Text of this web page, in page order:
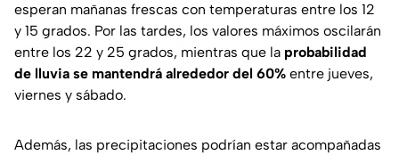
esperan mañanas frescas con temperaturas entre los 12
y 15 grados. Por las tardes, los valores máximos oscilarán
entre los 22 y 25 grados, mientras que la probabilidad
de lluvia se mantendrá alrededor del 60% entre jueves,
viernes y sábado.
Además, las precipitaciones podrían estar acompañadas